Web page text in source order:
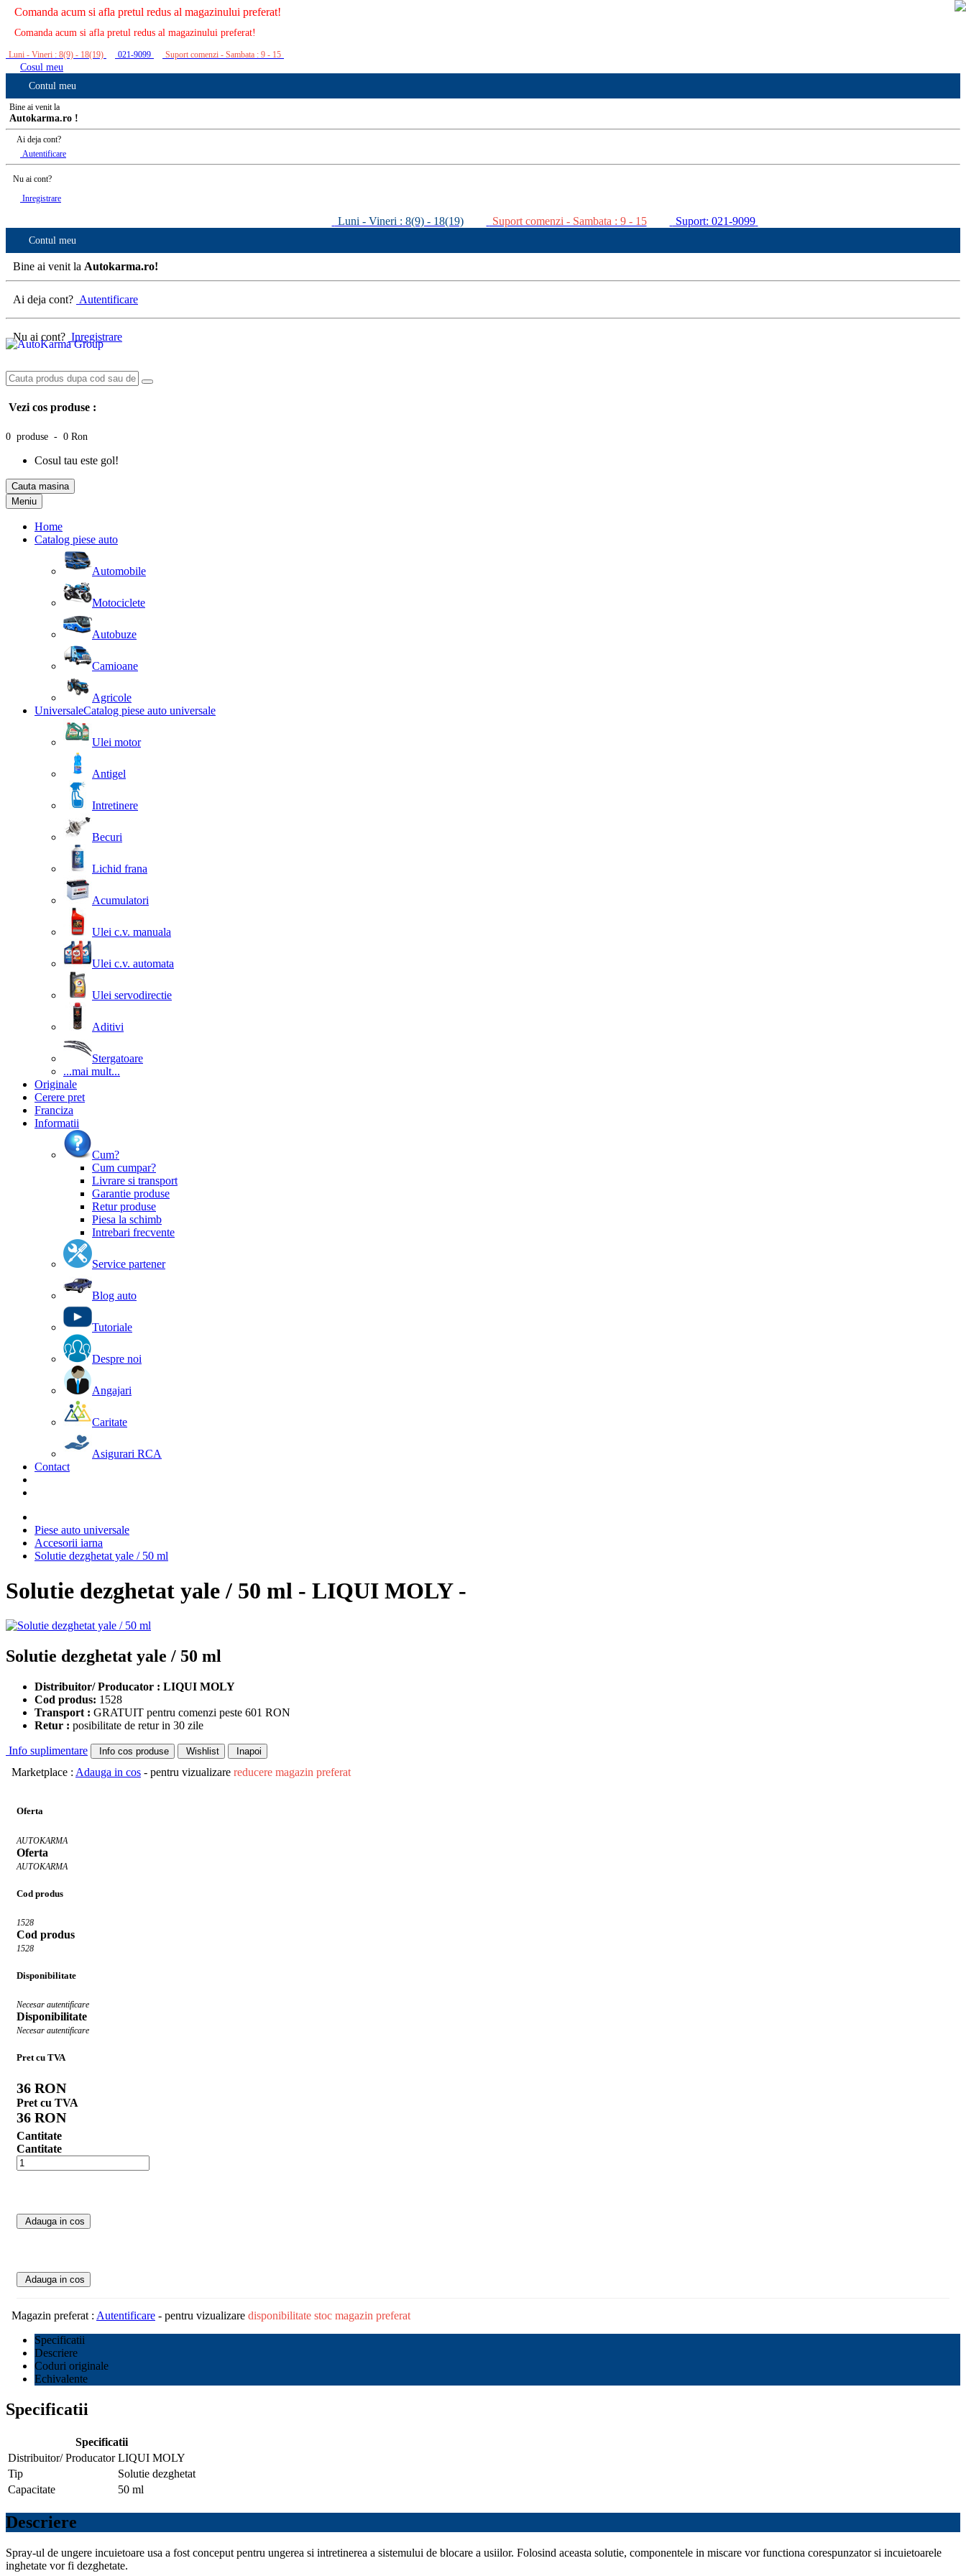
Comanda acum si afla pretul redus al magazinului preferat!
Comanda acum si afla pretul redus al magazinului preferat!
Luni - Vineri : 8(9) - 18(19) 021-9099 Suport comenzi - Sambata : 9 - 15
Cosul meu
Contul meu
Bine ai venit la
Autokarma.ro !
Ai deja cont?
Autentificare
Nu ai cont?
Inregistrare
Luni - Vineri : 8(9) - 18(19) Suport comenzi - Sambata : 9 - 15 Suport: 021-9099
Contul meu
Bine ai venit la Autokarma.ro!
Ai deja cont? Autentificare
Nu ai cont? Inregistrare
Vezi cos produse :
0 produse - 0 Ron
Cosul tau este gol!
Cauta masina
Meniu
Home
Catalog piese auto
Automobile
Motociclete
Autobuze
Camioane
Agricole
UniversaleCatalog piese auto universale
Ulei motor
Antigel
Intretinere
Becuri
Lichid frana
Acumulatori
Ulei c.v. manuala
Ulei c.v. automata
Ulei servodirectie
Aditivi
Stergatoare
...mai mult...
Originale
Cerere pret
Franciza
Informatii
Cum?
Cum cumpar?
Livrare si transport
Garantie produse
Retur produse
Piesa la schimb
Intrebari frecvente
Service partener
Blog auto
Tutoriale
Despre noi
Angajari
Caritate
Asigurari RCA
Contact
Piese auto universale
Accesorii iarna
Solutie dezghetat yale / 50 ml
Solutie dezghetat yale / 50 ml - LIQUI MOLY -
Solutie dezghetat yale / 50 ml
Distribuitor/ Producator : LIQUI MOLY
Cod produs: 1528
Transport : GRATUIT pentru comenzi peste 601 RON
Retur : posibilitate de retur in 30 zile
Info suplimentare Info cos produse Wishlist Inapoi
Marketplace : Adauga in cos - pentru vizualizare reducere magazin preferat
Oferta
AUTOKARMA
Oferta
AUTOKARMA
Cod produs
1528
Cod produs
1528
Disponibilitate
Necesar autentificare
Disponibilitate
Necesar autentificare
Pret cu TVA
36 RON
Pret cu TVA
36 RON
Cantitate
Cantitate
Adauga in cos
Adauga in cos
Magazin preferat : Autentificare - pentru vizualizare disponibilitate stoc magazin preferat
Specificatii
Descriere
Coduri originale
Echivalente
Specificatii
Specificatii
Distribuitor/ Producator LIQUI MOLY
Tip
Solutie dezghetat
Capacitate
50 ml
Descriere
Spray-ul de ungere incuietoare usa a fost conceput pentru ungerea si intretinerea a sistemului de blocare a usiilor. Folosind aceasta solutie, componentele in miscare vor functiona corespunzator si incuietoarele
inghetate vor fi dezghetate.